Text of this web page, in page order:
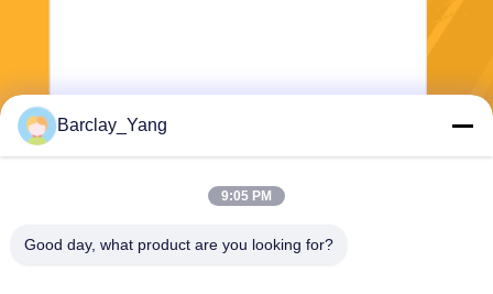
Barclay_Yang
9:05 PM
Good day, what product are you looking for?